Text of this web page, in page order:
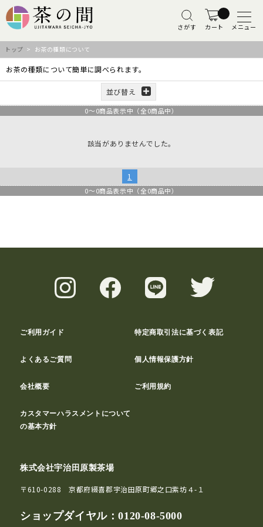
さがす カート メニュー
トップ > お茶の種類について
お茶の種類について簡単に調べられます。
並び替え
0～0商品表示中（全0商品中）
該当がありませんでした。
1
0～0商品表示中（全0商品中）
ご利用ガイド 特定商取引法に基づく表記
よくあるご質問 個人情報保護方針
会社概要 ご利用規約
カスタマーハラスメントについて
の基本方針
株式会社宇治田原製茶場
〒610-0288 京都府綴喜郡宇治田原町郷之口紫坊４-１
ショップダイヤル：0120-08-5000